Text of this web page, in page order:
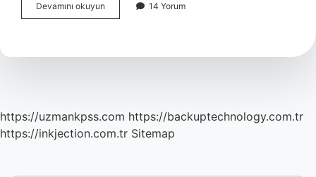
Devamını okuyun
Asit
14 Yorum
https://uzmankpss.com https://backuptechnology.com.tr
https://inkjection.com.tr Sitemap